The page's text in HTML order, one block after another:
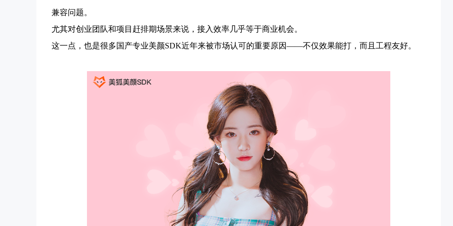
兼容问题。
尤其对创业团队和项目赶排期场景来说，接入效率几乎等于商业机会。
这一点，也是很多国产专业美颜SDK近年来被市场认可的重要原因——不仅效果能打，而且工程友好。